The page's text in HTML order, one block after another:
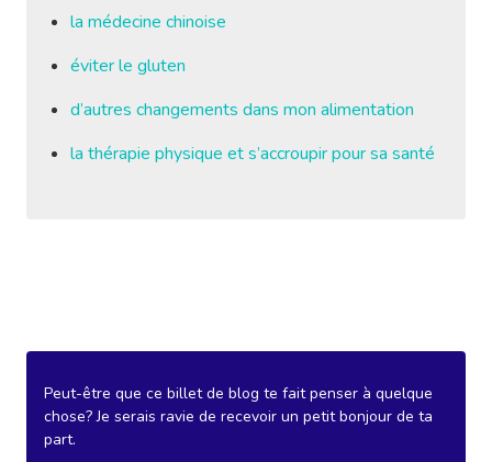
la médecine chinoise
éviter le gluten
d’autres changements dans mon alimentation
la thérapie physique et s’accroupir pour sa santé
Peut-être que ce billet de blog te fait penser à quelque
chose? Je serais ravie de recevoir un petit bonjour de ta
part.